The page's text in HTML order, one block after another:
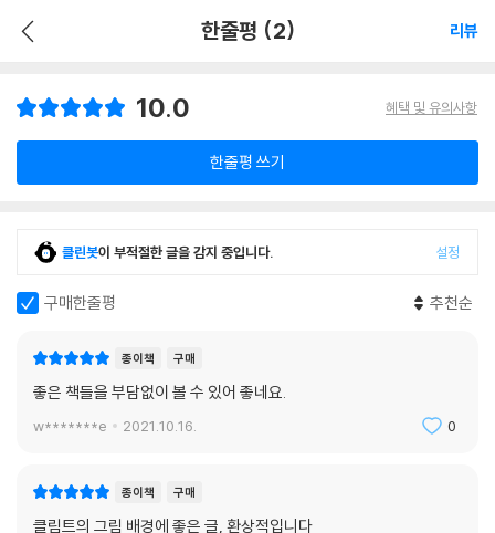
한줄평 (2) 리뷰
10.0 혜택 및 유의사항
한줄평 쓰기
클린봇이 부적절한 글을 감지 중입니다. 설정
구매한줄평 추천순
종이책 구매
좋은 책들을 부담없이 볼 수 있어 좋네요.
w*******e 2021.10.16. 0
종이책 구매
클림트의 그림 배경에 좋은 글, 환상적입니다